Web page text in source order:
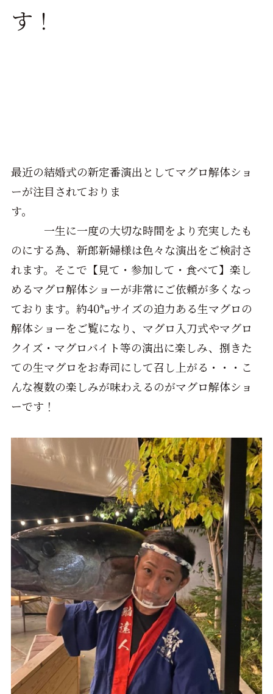
す！
最近の結婚式の新定番演出としてマグロ解体ショ
ーが注目されておりま
す。
一生に一度の大切な時間をより充実したも
のにする為、新郎新婦様は色々な演出をご検討さ
れます。そこで【見て・参加して・食べて】楽し
めるマグロ解体ショーが非常にご依頼が多くなっ
ております。約40㌔サイズの迫力ある生マグロの
解体ショーをご覧になり、マグロ入刀式やマグロ
クイズ・マグロバイト等の演出に楽しみ、捌きた
ての生マグロをお寿司にして召し上がる・・・こ
んな複数の楽しみが味わえるのがマグロ解体ショ
ーです！